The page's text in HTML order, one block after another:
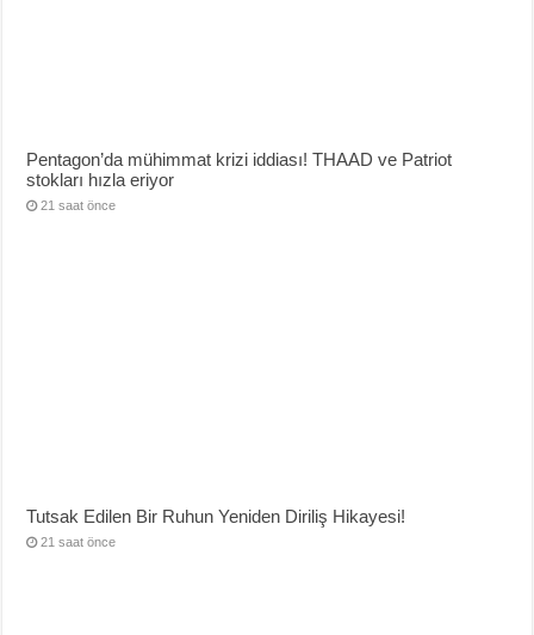
Pentagon’da mühimmat krizi iddiası! THAAD ve Patriot
stokları hızla eriyor
21 saat önce
Tutsak Edilen Bir Ruhun Yeniden Diriliş Hikayesi!
21 saat önce